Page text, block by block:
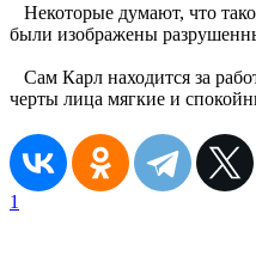
Некоторые думают, что
были изображены
Сам Карл находится за
черты лица мягкие и
1